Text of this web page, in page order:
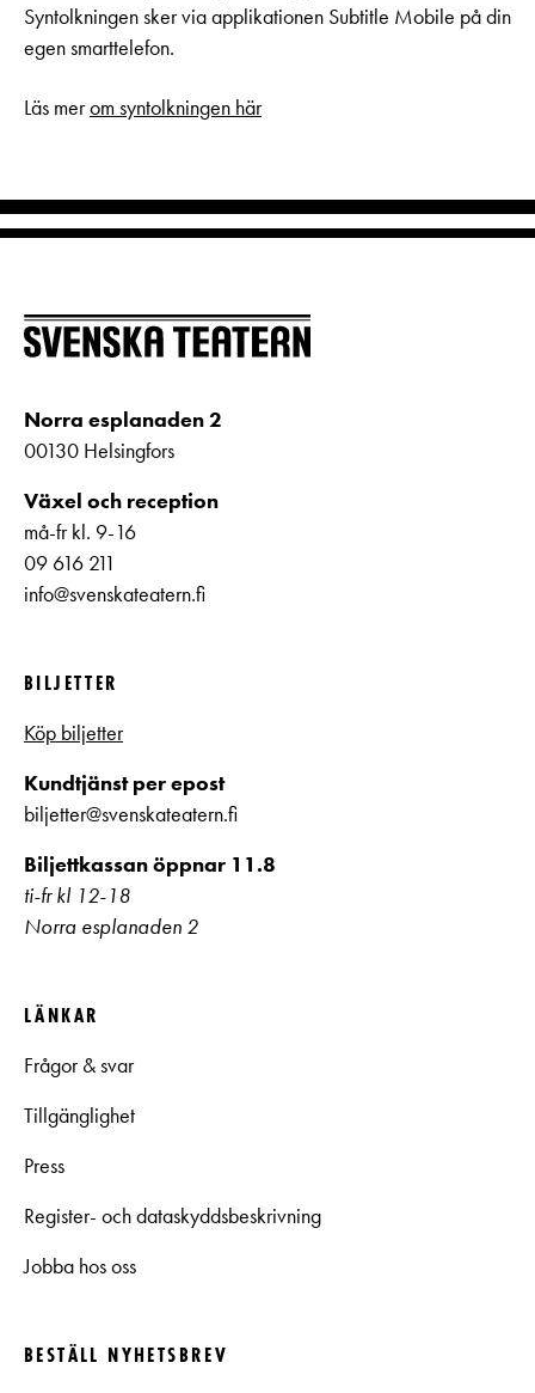
Syntolkningen sker via applikationen Subtitle Mobile på din
egen smarttelefon.
Läs merom syntolkningen här
Norra esplanaden 2
00130 Helsingfors
Växel och reception
må-fr kl. 9-16
09 616 211
info@svenskateatern.fi
BILJETTER
Köp biljetter
Kundtjänst per epost
biljetter@svenskateatern.fi
Biljettkassan öppnar 11.8
ti-fr kl 12-18
Norra esplanaden 2
LÄNKAR
Frågor & svar
Tillgänglighet
Press
Register- och dataskyddsbeskrivning
Jobba hos oss
BESTÄLL NYHETSBREV